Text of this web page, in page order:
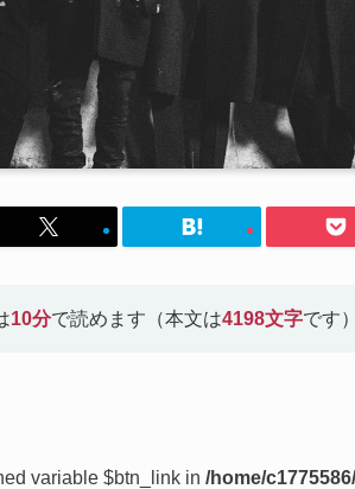
10分で読めます（本文は4198文字です
variable $btn_link in /home/